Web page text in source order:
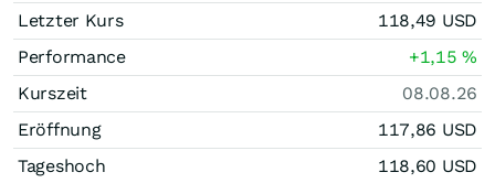
Letzter Kurs
118,49 USD
Performance
+1,15%
Kurszeit
08.08.26
Eröffnung
117,86 USD
Tageshoch
118,60 USD